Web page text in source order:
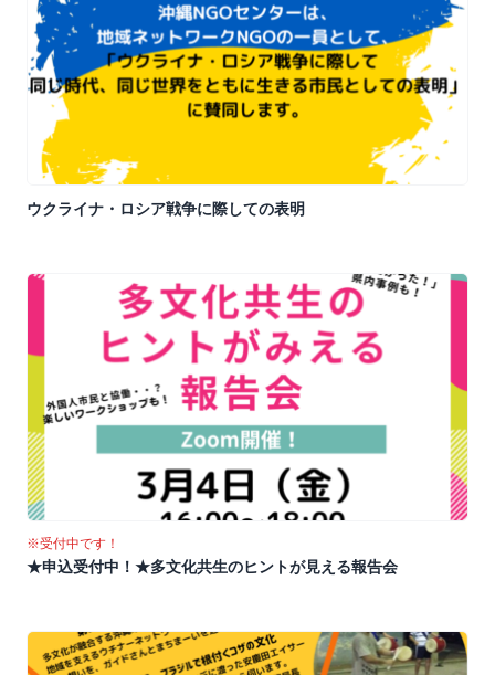
ウクライナ・ロシア戦争に際しての表明
※受付中です！
★申込受付中！★多文化共生のヒントが見える報告会